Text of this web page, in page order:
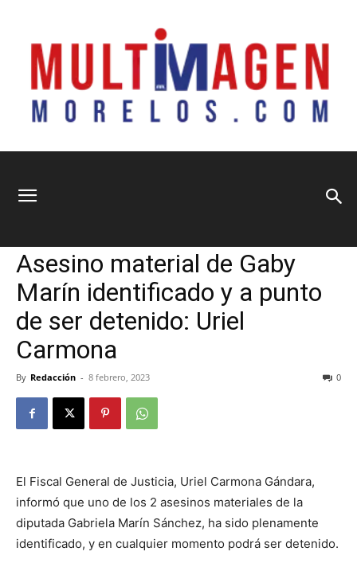
Morelos
Asesino material de Gaby
Marín identificado y a punto
de ser detenido: Uriel
Carmona
By Redacción - 8 febrero, 2023 0
El Fiscal General de Justicia, Uriel Carmona Gándara,
informó que uno de los 2 asesinos materiales de la
diputada Gabriela Marín Sánchez, ha sido plenamente
identificado, y en cualquier momento podrá ser detenido.